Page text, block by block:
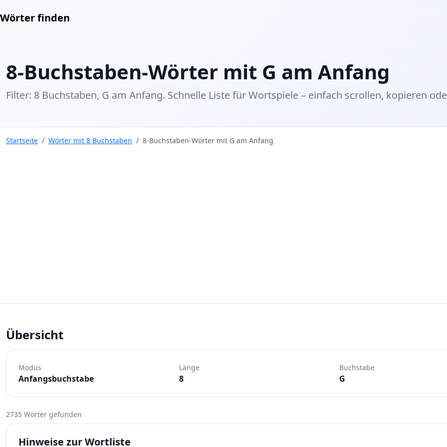
Wörter finden
8-Buchstaben-Wörter mit G am Anfang
Filter: 8 Buchstaben, G am Anfang. Schnelle Liste für Wortspiele – einfach scrollen, kopieren
Startseite Wörter mit 8 Buchstaben 8-Buchstaben-Wörter mit G am Anfang
Übersicht
Modus
Anfangsbuchstabe
Länge
8
Buchstabe
G
2735 Wörter gefunden
Hinweise zur Wortliste